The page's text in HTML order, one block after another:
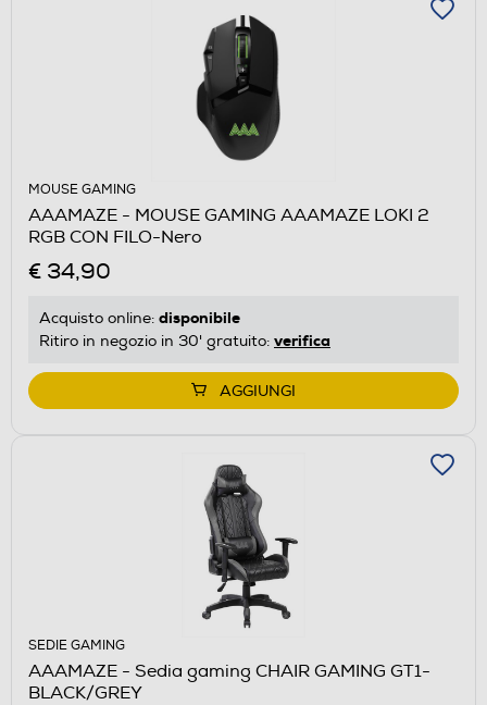
MOUSE GAMING
AAAMAZE - MOUSE GAMING AAAMAZE LOKI 2
RGB CON FILO-Nero
€ 34,90
Acquisto online: disponibile
Ritiro in negozio in 30' gratuito: verifica
AGGIUNGI
SEDIE GAMING
AAAMAZE - Sedia gaming CHAIR GAMING GT1-
BLACK/GREY